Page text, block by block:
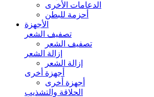
الدعامات الأخرى
أحزمة للبطن
الأجهزة
تصفيف الشعر
تصفيف الشعر
إزالة الشعر
إزالة الشعر
أجهزة أخرى
أجهزة أخرى
الحلاقة والتشذيب